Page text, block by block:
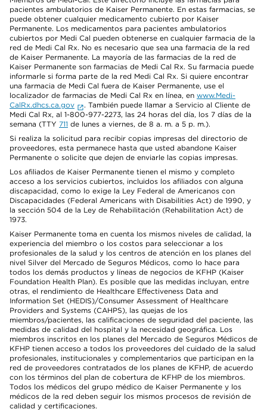
pacientes ambulatorios de Kaiser Permanente. En estas farmacias, se
puede obtener cualquier medicamento cubierto por Kaiser
Permanente. Los medicamentos para pacientes ambulatorios
cubiertos por Medi Cal pueden obtenerse en cualquier farmacia de la
red de Medi Cal Rx. No es necesario que sea una farmacia de la red
de Kaiser Permanente. La mayoría de las farmacias de la red de
Kaiser Permanente son farmacias de Medi Cal Rx. Su farmacia puede
informarle si forma parte de la red Medi Cal Rx. Si quiere encontrar
una farmacia de Medi Cal fuera de Kaiser Permanente, use el
localizador de farmacias de Medi Cal Rx en línea, en www.Medi-
CalRx.dhcs.ca.gov
. También puede llamar a Servicio al Cliente de
Medi Cal Rx, al 1-800-977-2273, las 24 horas del día, los 7 días de la
semana (TTY 711 de lunes a viernes, de 8 a. m. a 5 p. m.).
Si realiza la solicitud para recibir copias impresas del directorio de
proveedores, esta permanece hasta que usted abandone Kaiser
Permanente o solicite que dejen de enviarle las copias impresas.
Los afiliados de Kaiser Permanente tienen el mismo y completo
acceso a los servicios cubiertos, incluidos los afiliados con alguna
discapacidad, como lo exige la Ley Federal de Americanos con
Discapacidades (Federal Americans with Disabilities Act) de 1990, y
la sección 504 de la Ley de Rehabilitación (Rehabilitation Act) de
1973.
Kaiser Permanente toma en cuenta los mismos niveles de calidad, la
experiencia del miembro o los costos para seleccionar a los
profesionales de la salud y los centros de atención en los planes del
nivel Silver del Mercado de Seguros Médicos, como lo hace para
todos los demás productos y líneas de negocios de KFHP (Kaiser
Foundation Health Plan). Es posible que las medidas incluyan, entre
otras, el rendimiento de Healthcare Effectiveness Data and
Information Set (HEDIS)/Consumer Assessment of Healthcare
Providers and Systems (CAHPS), las quejas de los
miembros/pacientes, las calificaciones de seguridad del paciente, las
medidas de calidad del hospital y la necesidad geográfica. Los
miembros inscritos en los planes del Mercado de Seguros Médicos de
KFHP tienen acceso a todos los proveedores del cuidado de la salud
profesionales, institucionales y complementarios que participan en la
red de proveedores contratados de los planes de KFHP, de acuerdo
con los términos del plan de cobertura de KFHP de los miembros.
Todos los médicos del grupo médico de Kaiser Permanente y los
médicos de la red deben seguir los mismos procesos de revisión de
calidad y certificaciones.